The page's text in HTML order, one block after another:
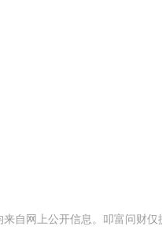
自网上公开信息。叩富问财仅